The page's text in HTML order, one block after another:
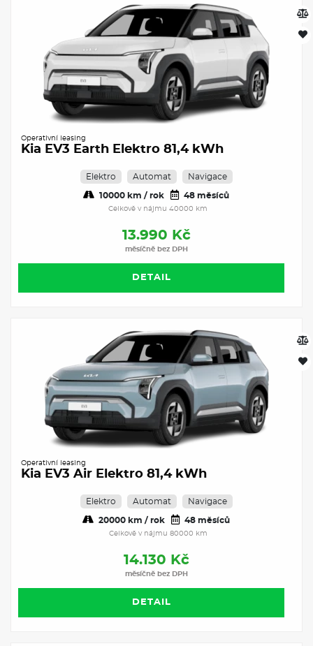
Operativní leasing
Kia EV3 Earth Elektro 81,4 kWh
Elektro Automat Navigace
10000 km / rok 48 měsíců
Celkově v nájmu 40000 km
13.990 Kč
měsíčně bez DPH
DETAIL
Operativní leasing
Kia EV3 Air Elektro 81,4 kWh
Elektro Automat Navigace
20000 km / rok 48 měsíců
Celkově v nájmu 80000 km
14.130 Kč
měsíčně bez DPH
DETAIL